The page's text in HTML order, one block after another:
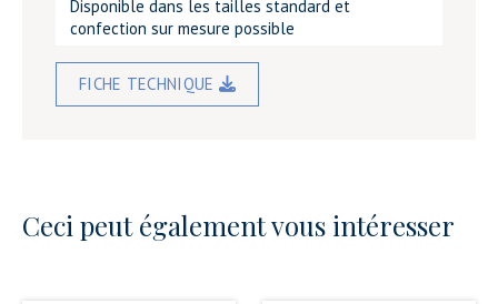
Disponible dans les tailles standard et
confection sur mesure possible
FICHE TECHNIQUE
Ceci peut également vous intéresser